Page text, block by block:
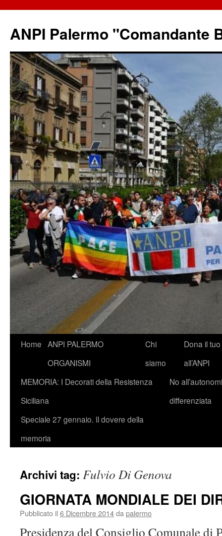
ANPI Palermo "Comandante
Vai
contenuto
Home ANPI PALERMO
ORGANISMI
Chi
siamo
Dona il
all’ANPI
MEMORIA: I Decorati della Resistenza
Siciliana
No
differenziata
Speciale 27 gennaio. Il dovere della
memoria
Archivi tag: Fulvio Di Genova
GIORNATA MONDIALE DEI
Pubblicato il 6 Dicembre 2014da palermo
Presidenza del Consiglio Comunale di